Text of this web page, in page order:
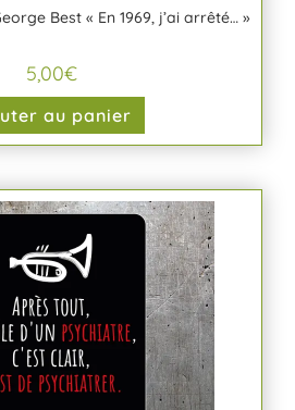
Best « En 1969, j’ai arrêté… »
5,00€
au panier